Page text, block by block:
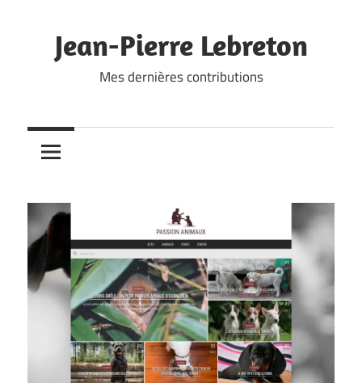
contentJean-Pierre Lebreton
Mes dernières contributions